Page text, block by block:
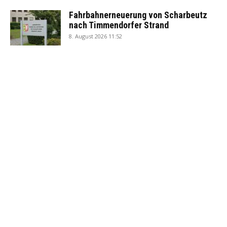
Fahrbahnerneuerung von Scharbeutz
nach Timmendorfer Strand
8. August 2026 11:52